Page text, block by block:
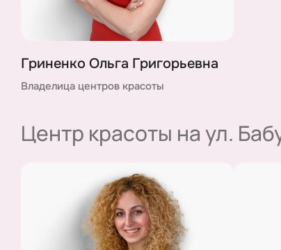
Гриненко Ольга Григорьевна
Владелица центров красоты
Центр красоты на ул.